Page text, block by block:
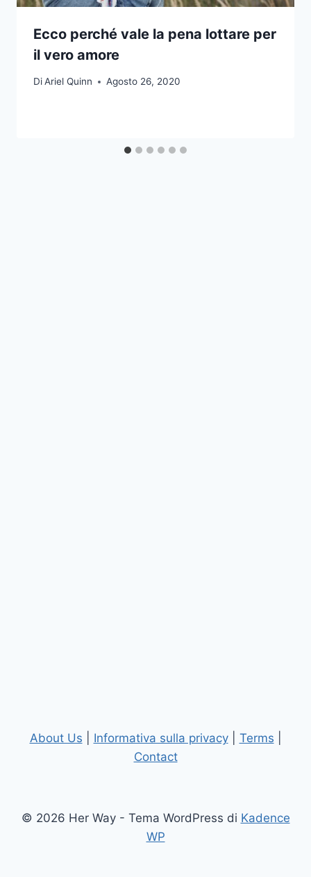
Ecco perché vale la pena lottare per
il vero amore
DiAriel Quinn Agosto 26, 2020
About Us Informativa sulla privacy| Terms
Contact
© 2026 Her Way - Tema WordPress di Kadence
WP